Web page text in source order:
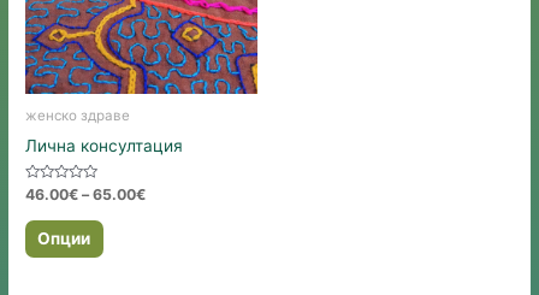
женско здраве
Лична консултация
Оценено
0
от
46.00€ – 65.00€Price
Опции
This
product